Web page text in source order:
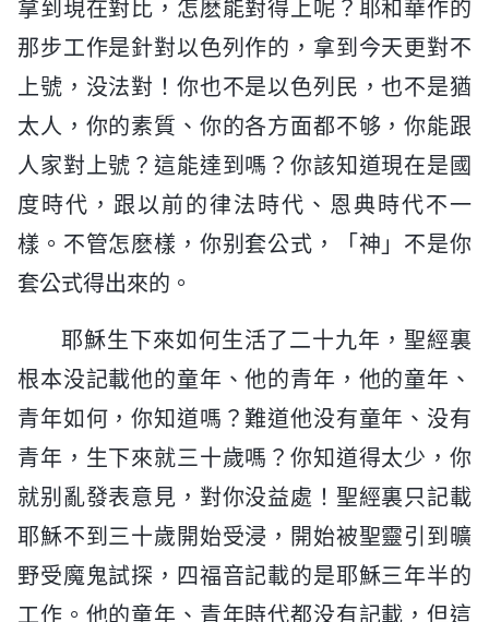
拿到現在對比，怎麽能對得上呢？耶和華作的
那步工作是針對以色列作的，拿到今天更對不
上號，没法對！你也不是以色列民，也不是猶
太人，你的素質、你的各方面都不够，你能跟
人家對上號？這能達到嗎？你該知道現在是國
度時代，跟以前的律法時代、恩典時代不一
樣。不管怎麽樣，你别套公式，「神」不是你
套公式得出來的。
耶穌生下來如何生活了二十九年，聖經裏
根本没記載他的童年、他的青年，他的童年、
青年如何，你知道嗎？難道他没有童年、没有
青年，生下來就三十歲嗎？你知道得太少，你
就别亂發表意見，對你没益處！聖經裏只記載
耶穌不到三十歲開始受浸，開始被聖靈引到曠
野受魔鬼試探，四福音記載的是耶穌三年半的
工作。他的童年、青年時代都没有記載，但這